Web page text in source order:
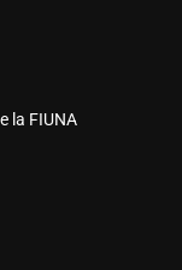
la FIUNA